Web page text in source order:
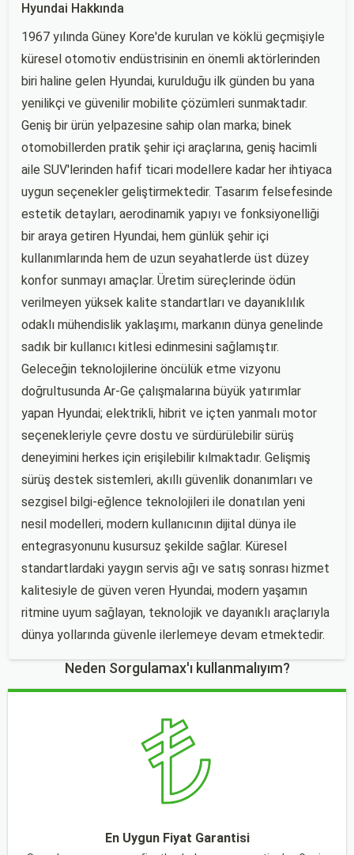
Hyundai Hakkında
1967 yılında Güney Kore'de kurulan ve köklü geçmişiyle
küresel otomotiv endüstrisinin en önemli aktörlerinden
biri haline gelen Hyundai, kurulduğu ilk günden bu yana
yenilikçi ve güvenilir mobilite çözümleri sunmaktadır.
Geniş bir ürün yelpazesine sahip olan marka; binek
otomobillerden pratik şehir içi araçlarına, geniş hacimli
aile SUV'lerinden hafif ticari modellere kadar her ihtiyaca
uygun seçenekler geliştirmektedir. Tasarım felsefesinde
estetik detayları, aerodinamik yapıyı ve fonksiyonelliği
bir araya getiren Hyundai, hem günlük şehir içi
kullanımlarında hem de uzun seyahatlerde üst düzey
konfor sunmayı amaçlar. Üretim süreçlerinde ödün
verilmeyen yüksek kalite standartları ve dayanıklılık
odaklı mühendislik yaklaşımı, markanın dünya genelinde
sadık bir kullanıcı kitlesi edinmesini sağlamıştır.
Geleceğin teknolojilerine öncülük etme vizyonu
doğrultusunda Ar-Ge çalışmalarına büyük yatırımlar
yapan Hyundai; elektrikli, hibrit ve içten yanmalı motor
seçenekleriyle çevre dostu ve sürdürülebilir sürüş
deneyimini herkes için erişilebilir kılmaktadır. Gelişmiş
sürüş destek sistemleri, akıllı güvenlik donanımları ve
sezgisel bilgi-eğlence teknolojileri ile donatılan yeni
nesil modelleri, modern kullanıcının dijital dünya ile
entegrasyonunu kusursuz şekilde sağlar. Küresel
standartlardaki yaygın servis ağı ve satış sonrası hizmet
kalitesiyle de güven veren Hyundai, modern yaşamın
ritmine uyum sağlayan, teknolojik ve dayanıklı araçlarıyla
dünya yollarında güvenle ilerlemeye devam etmektedir.
Neden Sorgulamax'ı kullanmalıyım?
En Uygun Fiyat Garantisi